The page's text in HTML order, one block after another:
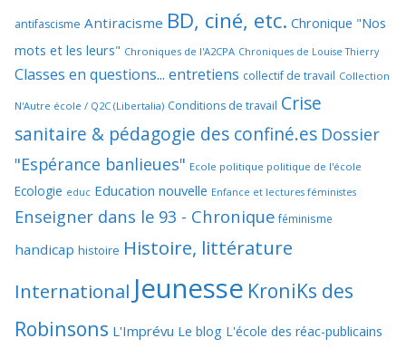
antifascisme Antiracisme BD, ciné, etc. Chronique "Nos
mots et les leurs" Chroniques de l'A2CPA Chroniques de Louise Thierry
Classes en questions... entretiens collectif de travail Collection
N'Autre école / Q2C (Libertalia) Conditions de travail Crise
sanitaire & pédagogie des confiné.es Dossier
"Espérance banlieues" Ecole politique politique de l'école
Ecologie educ Education nouvelle Enfance et lectures féministes
Enseigner dans le 93 - Chronique féminisme
handicap histoire Histoire, littérature
International Jeunesse KroniKs des
Robinsons L'Imprévu Le blog L'école des réac-publicains